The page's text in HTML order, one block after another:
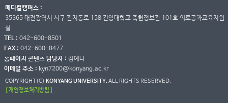
메디컬캠퍼스 :
35365 대전광역시 서구 관저동로 158 건양대학교 죽헌정보관 101호 의료공과교육지원
실
TEL : 042-600-8501
FAX : 042-600-8477
홈페이지 콘텐츠 담당자 : 김예나
이메일 주소 : kyn7200@konyang.ac.kr
COPYRIGHT(C) KONYANG UNIVERSITY.ALL RIGHTS RESERVED.
[ 개인정보처리방침 ]